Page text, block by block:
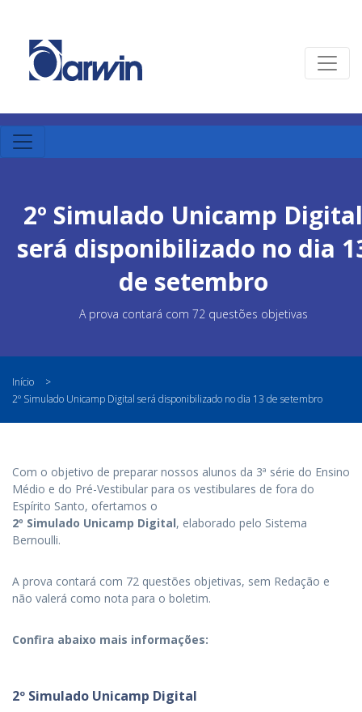
2º Simulado Unicamp Digital
será disponibilizado no dia
de setembro
A prova contará com 72 questões objetivas
Início
>
2º Simulado Unicamp Digital será disponibilizado no dia 13 de setembro
Com o objetivo de preparar nossos alunos da 3ª série do Ensino
Médio e do Pré-Vestibular para os vestibulares de fora do
Espírito Santo, ofertamos o
2º Simulado Unicamp Digital, elaborado pelo Sistema
Bernoulli.
A prova contará com 72 questões objetivas, sem Redação e
não valerá como nota para o boletim.
Confira abaixo mais informações:
2º Simulado Unicamp Digital